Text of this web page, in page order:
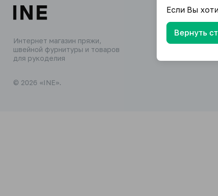
Интернет магазин пряжи,
швейной фурнитуры и товаров
для рукоделия
© 2026 «INE».
Если Вы
Вернуть